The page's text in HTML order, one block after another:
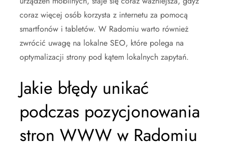
coraz więcej osób korzysta z internetu za pomocą
smartfonów i tabletów. W Radomiu warto również
zwrócić uwagę na lokalne SEO, które polega na
optymalizacji strony pod kątem lokalnych zapytań.
Jakie błędy unikać
podczas pozycjonowania
stron WWW w Radomiu